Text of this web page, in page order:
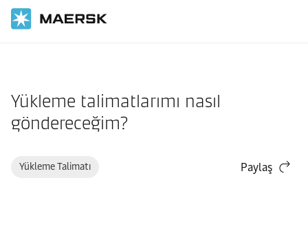
Yükleme talimatlarımı nasıl
göndereceğim?
Yükleme Talimatı Paylaş